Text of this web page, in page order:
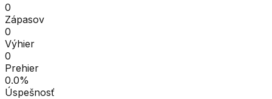
0
Zápasov
0
Výhier
0
Prehier
0.0%
Úspešnosť